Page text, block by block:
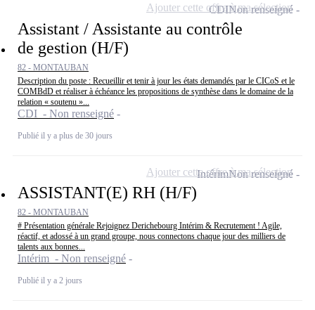
Assistant / Assistante au contrôle
de gestion (H/F)
82 - MONTAUBAN
Description du poste : Recueillir et tenir à jour les états demandés par le CICoS et le
COMBdD et réaliser à échéance les propositions de synthèse dans le domaine de la
relation « soutenu »...
CDI - Non renseigné
Publié il y a plus de 30 jours
CDINon renseigné
Ajouter cette offre à ma sélection
ASSISTANT(E) RH (H/F)
82 - MONTAUBAN
# Présentation générale Rejoignez Derichebourg Intérim & Recrutement ! Agile,
réactif, et adossé à un grand groupe, nous connectons chaque jour des milliers de
talents aux bonnes...
Intérim - Non renseigné
Publié il y a 2 jours
IntérimNon renseigné
Ajouter cette offre à ma sélection